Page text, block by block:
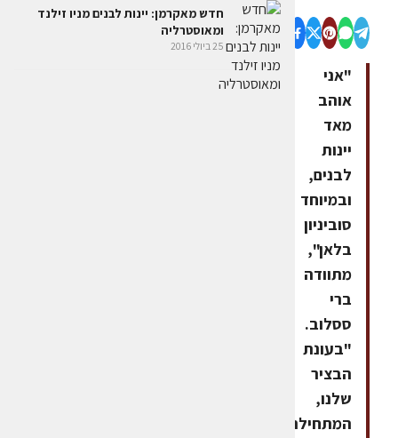
"אני
אוהב
מאד
יינות
לבנים,
ובמיוחד
סוביניון
בלאן",
מתוודה
ברי
ססלוב.
"בעונת
הבציר
שלנו,
המתחילה
חדש מאקרמן: יינות לבנים מניו זילנד
ומאוסטרליה
25 ביולי 2016